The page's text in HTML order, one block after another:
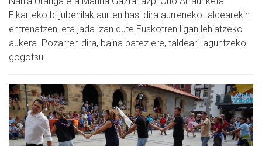
Elkarteko bi jubenilak aurten hasi dira aurreneko taldearekin
entrenatzen, eta jada izan dute Euskotren ligan lehiatzeko
aukera. Pozarren dira, baina batez ere, taldeari laguntzeko
gogotsu.